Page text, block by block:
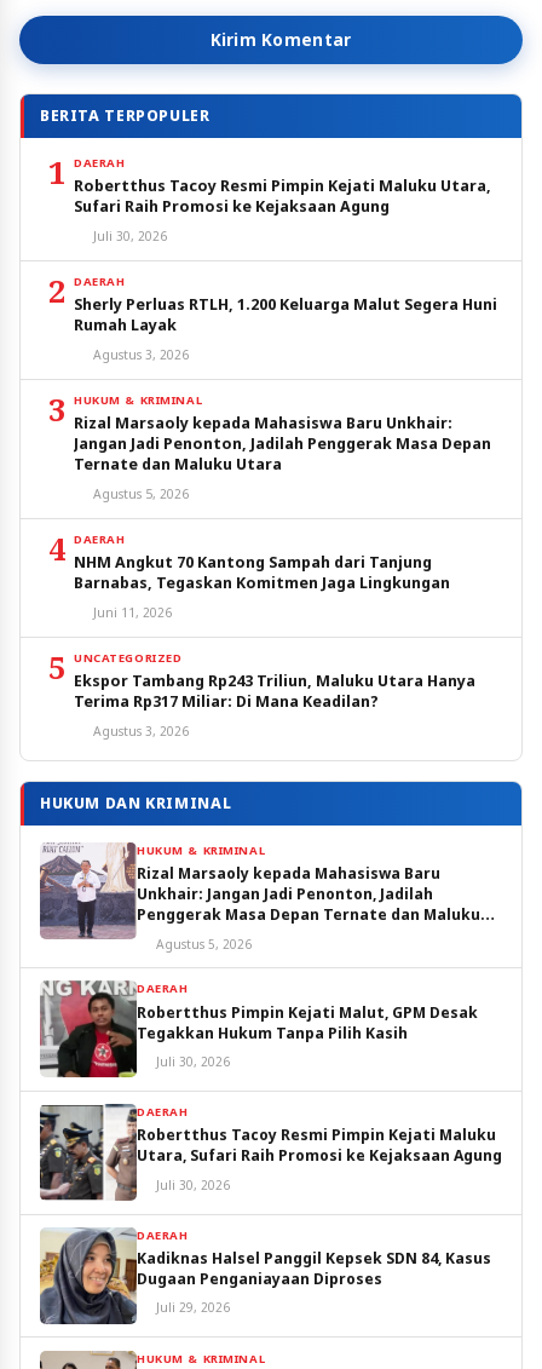
Kirim Komentar
BERITA TERPOPULER
1 DAERAH
Robertthus Tacoy Resmi Pimpin Kejati Maluku Utara,
Sufari Raih Promosi ke Kejaksaan Agung
Juli 30, 2026
2 DAERAH
Sherly Perluas RTLH, 1.200 Keluarga Malut Segera Huni
Rumah Layak
Agustus 3, 2026
3 HUKUM & KRIMINAL
Rizal Marsaoly kepada Mahasiswa Baru Unkhair:
Jangan Jadi Penonton, Jadilah Penggerak Masa Depan
Ternate dan Maluku Utara
Agustus 5, 2026
4 DAERAH
NHM Angkut 70 Kantong Sampah dari Tanjung
Barnabas, Tegaskan Komitmen Jaga Lingkungan
Juni 11, 2026
5 UNCATEGORIZED
Ekspor Tambang Rp243 Triliun, Maluku Utara Hanya
Terima Rp317 Miliar: Di Mana Keadilan?
Agustus 3, 2026
HUKUM DAN KRIMINAL
HUKUM & KRIMINAL
Rizal Marsaoly kepada Mahasiswa Baru
Unkhair: Jangan Jadi Penonton, Jadilah
Penggerak Masa Depan Ternate dan Maluku
Utara
Agustus 5, 2026
DAERAH
Robertthus Pimpin Kejati Malut, GPM Desak
Tegakkan Hukum Tanpa Pilih Kasih
Juli 30, 2026
DAERAH
Robertthus Tacoy Resmi Pimpin Kejati Maluku
Utara, Sufari Raih Promosi ke Kejaksaan Agung
Juli 30, 2026
DAERAH
Kadiknas Halsel Panggil Kepsek SDN 84, Kasus
Dugaan Penganiayaan Diproses
Juli 29, 2026
HUKUM & KRIMINAL